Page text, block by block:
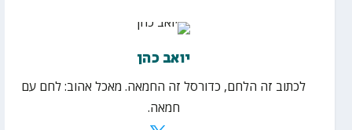
יואב כהן
לכתוב זה הלחם, כדורסל זה החמאה. מאכל אהוב: לחם עם
חמאה.